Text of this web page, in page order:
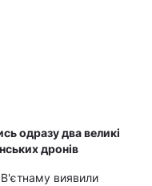
одразу два великі
дронів
виявили